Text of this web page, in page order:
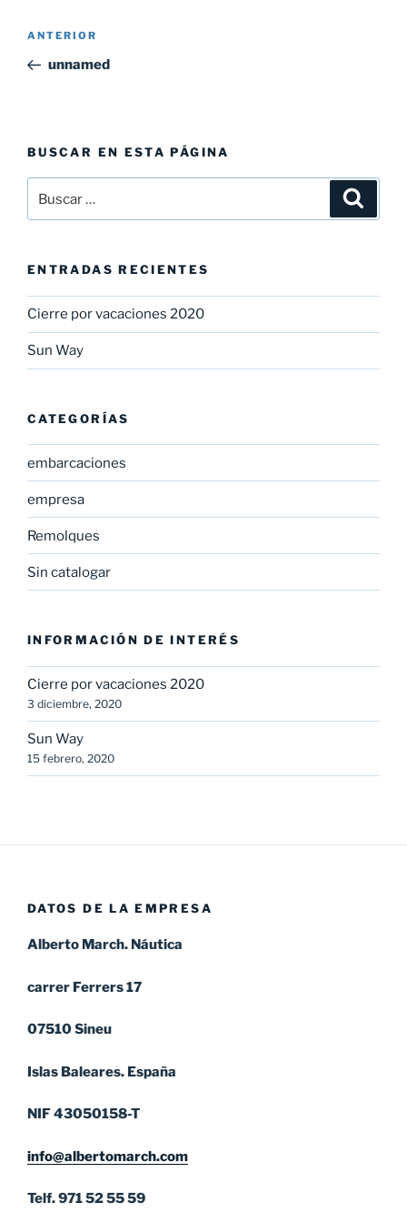
Navegación
entradas
Entrada
anterior:
ANTERIOR
unnamed
BUSCAR EN ESTA PÁGINA
por:
ENTRADAS RECIENTES
Cierre por vacaciones 2020
Sun Way
CATEGORÍAS
embarcaciones
empresa
Remolques
Sin catalogar
INFORMACIÓN DE INTERÉS
Cierre por vacaciones 2020
3 diciembre, 2020
Sun Way
15 febrero, 2020
DATOS DE LA EMPRESA
Alberto March. Náutica
carrer Ferrers 17
07510 Sineu
Islas Baleares. España
NIF 43050158-T
info@albertomarch.com
Telf. 971 52 55 59